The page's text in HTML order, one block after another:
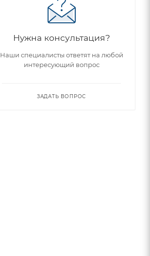
Нужна консультация?
Наши специалисты ответят на любой
интересующий вопрос
ЗАДАТЬ ВОПРОС